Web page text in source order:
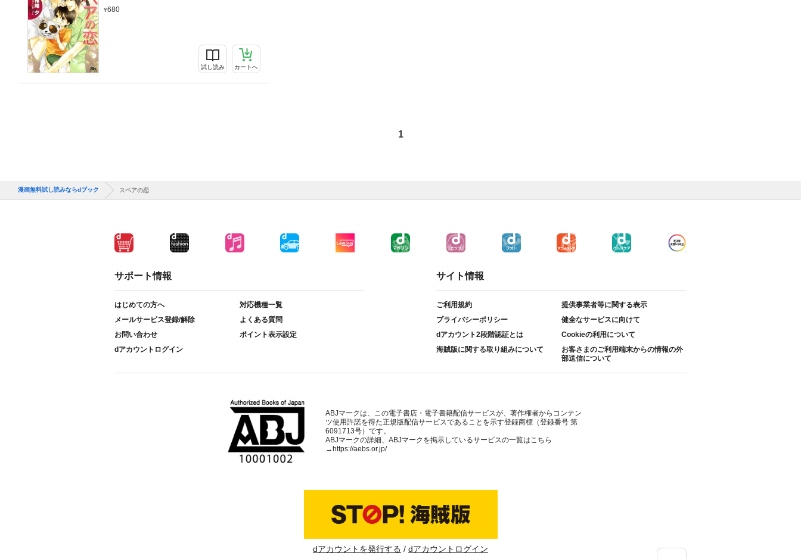
680
試し読み カートへ
1
漫画無料試し読みならdブック スペアの恋
サポート情報
はじめての方へ
対応機種一覧
メールサービス登録/解除
よくある質問
お問い合わせ
ポイント表示設定
dアカウントログイン
サイト情報
ご利用規約
提供事業者等に関する表示
プライバシーポリシー
健全なサービスに向けて
dアカウント2段階認証とは
Cookieの利用について
海賊版に関する取り組みについて
お客さまのご利用端末からの情報の外
部送信について
ABJマークは、この電子書店・電子書籍配信サービスが、著作権者からコンテン
ツ使用許諾を得た正規版配信サービスであることを示す登録商標（登録番号 第
6091713号）です。
ABJマークの詳細、ABJマークを掲示しているサービスの一覧はこちら
→ https://aebs.or.jp/
dアカウントを発行する dアカウントログイン